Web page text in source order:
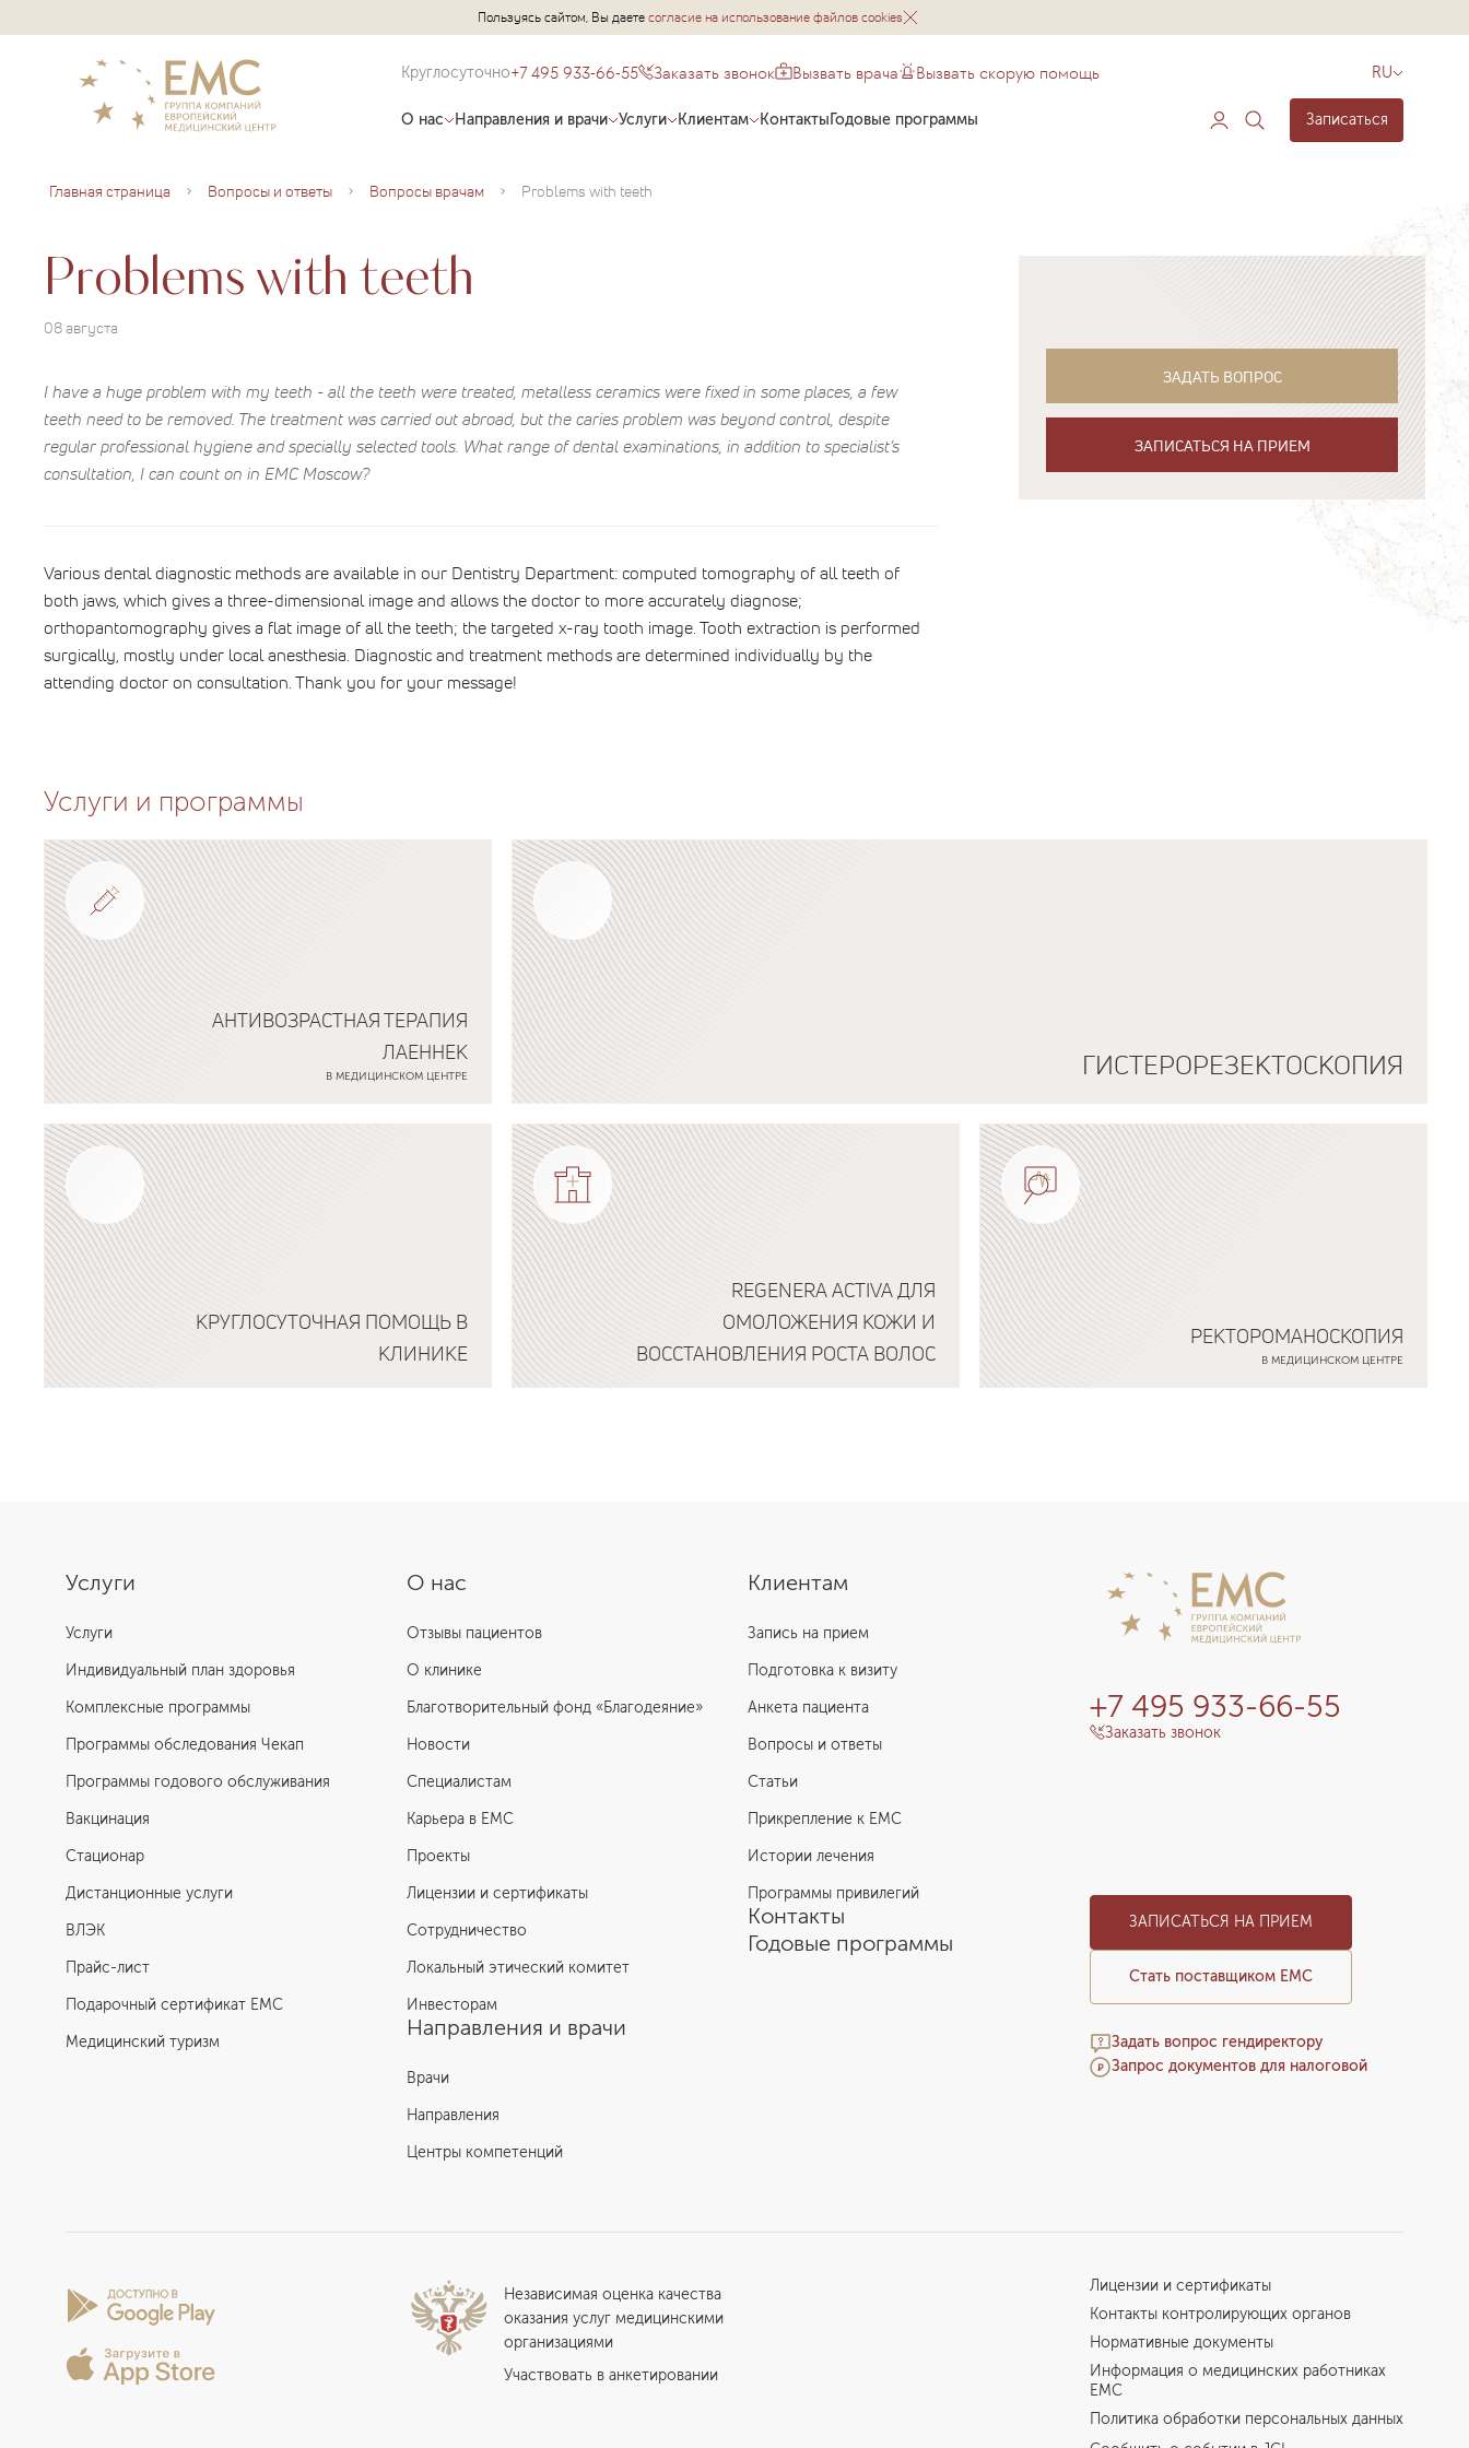
Пользуясь сайтом, Вы даетесогласие на использование файлов cookies
Круглосуточно+7 495 933-66-55 Заказать звонок Вызвать врача Вызвать скорую помощь RU
О нас Направления и врачи Услуги Клиентам КонтактыГодовые программы Записаться
Главная страница Вопросы и ответы Вопросы врачам Problems with teeth
Problems with teeth
08 августа
I have a huge problem with my teeth - all the teeth were treated, metalless ceramics were fixed in some places, a few
teeth need to be removed. The treatment was carried out abroad, but the caries problem was beyond control, despite
regular professional hygiene and specially selected tools. What range of dental examinations, in addition to specialist’s
consultation, I can count on in EMC Moscow?
Various dental diagnostic methods are available in our Dentistry Department: computed tomography of all teeth of
both jaws, which gives a three-dimensional image and allows the doctor to more accurately diagnose;
orthopantomography gives a flat image of all the teeth; the targeted x-ray tooth image. Tooth extraction is performed
surgically, mostly under local anesthesia. Diagnostic and treatment methods are determined individually by the
attending doctor on consultation. Thank you for your message!
ЗАДАТЬ ВОПРОС
ЗАПИСАТЬСЯ НА ПРИЕМ
Услуги и программы
АНТИВОЗРАСТНАЯ ТЕРАПИЯ
ЛАЕННЕК
В МЕДИЦИНСКОМ ЦЕНТРЕ
Подробнее о программе
ГИСТЕРОРЕЗЕКТОСКОПИЯ
Подробнее о программе
КРУГЛОСУТОЧНАЯ ПОМОЩЬ В
КЛИНИКЕ
REGENERA ACTIVA ДЛЯ
ОМОЛОЖЕНИЯ КОЖИ И
ВОССТАНОВЛЕНИЯ РОСТА ВОЛОС
РЕКТОРОМАНОСКОПИЯ
В МЕДИЦИНСКОМ ЦЕНТРЕ
О нас
Отзывы пациентов
О клинике
Благотворительный фонд «Благодеяние»
Новости
Специалистам
Карьера в ЕМС
Проекты
Лицензии и сертификаты
Сотрудничество
Локальный этический комитет
Инвесторам
Направления и врачи
Врачи
Направления
Центры компетенций
Услуги
Услуги
Индивидуальный план здоровья
Комплексные программы
Программы обследования Чекап
Программы годового обслуживания
Вакцинация
Стационар
Дистанционные услуги
ВЛЭК
Прайс-лист
Подарочный сертификат EMC
Медицинский туризм
Клиентам
Запись на прием
Подготовка к визиту
Анкета пациента
Вопросы и ответы
Статьи
Прикрепление к EMC
Истории лечения
Программы привилегий
Контакты
Годовые программы
+7 495 933-66-55
Заказать звонок
ЗАПИСАТЬСЯ НА ПРИЕМ
Стать поставщиком ЕМС
Задать вопрос гендиректору
Запрос документов для налоговой
Независимая оценка качества
оказания услуг медицинскими
организациями
Участвовать в анкетировании
Лицензии и сертификаты
Контакты контролирующих органов
Нормативные документы
Информация о медицинских работниках
EMC
Политика обработки персональных данных